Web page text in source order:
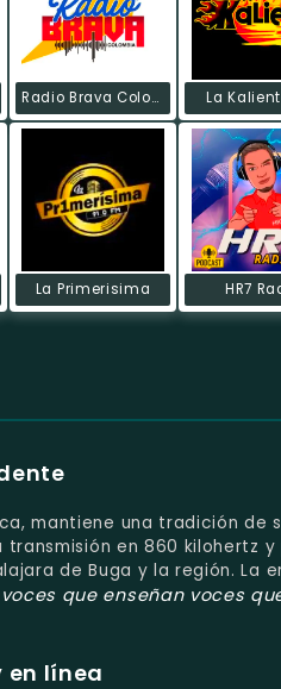
Radio Brava Colombia La
La Primerisima HR7
mantiene una tradición de
en 860 kilohertz y
de Buga y la región. La
voces que enseñan voces
en línea